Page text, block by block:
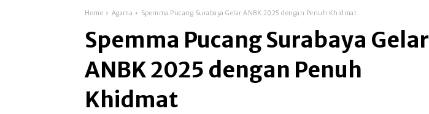
Home Agama Spemma Pucang Surabaya Gelar ANBK 2025 dengan Penuh Khidmat
Spemma Pucang Surabaya Gelar
ANBK 2025 dengan Penuh
Khidmat